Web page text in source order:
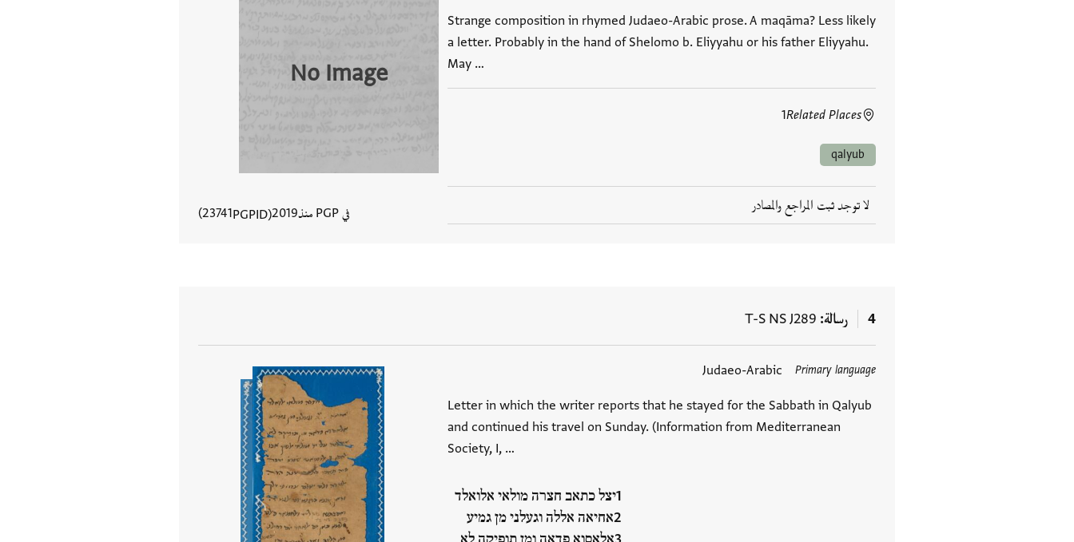
Strange composition in rhymed Judaeo-Arabic prose. A maqāma? Less likely
a letter. Probably in the hand of Shelomo b. Eliyyahu or his father Eliyyahu.
May …
Related Places
1
qalyub
لا توجد ثبت المراجع والمصادر
No Image
في PGP منذ 2019
PGPID
23741
4 رسالة T-S NS J289
Primary language
Judaeo-Arabic
Letter in which the writer reports that he stayed for the Sabbath in Qalyub
and continued his travel on Sunday. (Information from Mediterranean
Society, I, …
יצל כתאב חצרה מולאי אלואלד
אחיאה אללה וגעלני מן גמיע
العلامات